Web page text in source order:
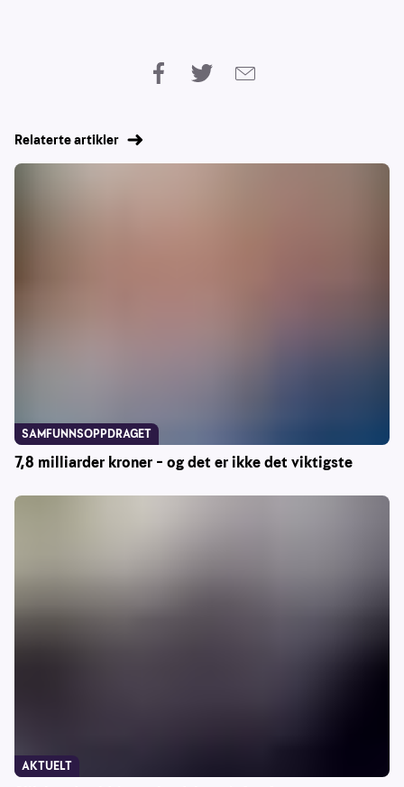
Relaterte artikler
7,8 milliarder kroner – og det er ikke det viktigste
SAMFUNNSOPPDRAGET
AKTUELT